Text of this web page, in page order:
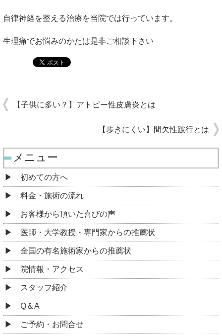
自律神経を整える治療を当院では行っています。
生理痛でお悩みのかたは是非ご相談下さい
【子供に多い？】アトピー性皮膚炎とは
【歩きにくい】間欠性跛行とは
メニュー
初めての方へ
料金・施術の流れ
お客様から頂いた喜びの声
医師・大学教授・専門家からの推薦状
全国の有名施術家からの推薦状
院情報・アクセス
スタッフ紹介
Q＆A
ご予約・お問合せ